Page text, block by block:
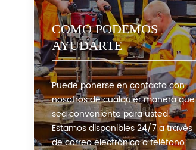
COMO PODEMOS
AYUDARTE
Puede ponerse en contacto con
nosotros de cualquier manera que
sea conveniente para usted.
Estamos disponibles 24/7 a través
de correo electrónico o teléfono.